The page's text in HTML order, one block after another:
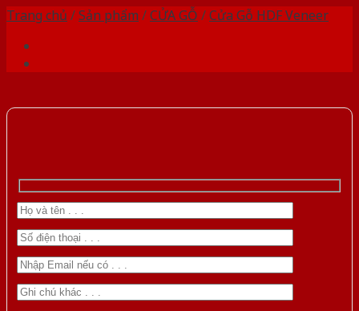
Trang chủ /Sản phẩm /CỬA GỖ /Cửa Gỗ HDF Veneer